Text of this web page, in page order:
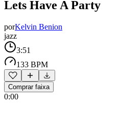
Lets Have A Party
porKelvin Benion
jazz
3:51
133 BPM
Comprar faixa
0:00